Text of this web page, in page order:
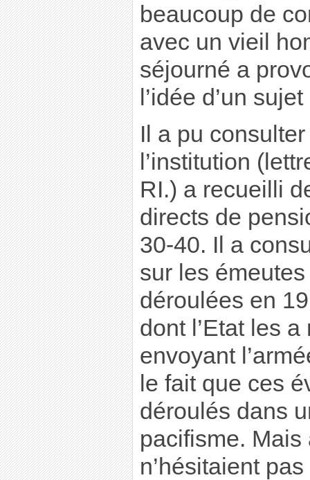
beaucoup de
avec un vieil
séjourné a
l’idée d’un
Il a pu
l’institution
RI.) a recueilli
directs de
30-40. Il a
sur les émeutes
déroulées en
dont l’Etat les
envoyant
le fait que ces
déroulés dans
pacifisme. Mais
n’hésitaient